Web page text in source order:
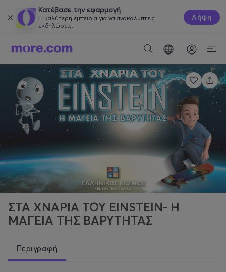
Κατέβασε την εφαρμογή
Η καλύτερη εμπειρία για να ανακαλύπτεις
εκδηλώσεις.
Λήψη
ΣΤΑ ΧΝΑΡΙΑ ΤΟΥ EINSTEIN- Η
ΜΑΓΕΙΑ ΤΗΣ ΒΑΡΥΤΗΤΑΣ
Περιγραφή